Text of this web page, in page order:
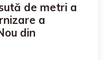
de metri a
a
din